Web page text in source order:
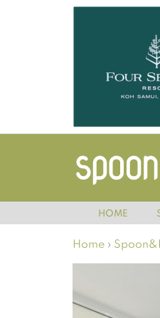
HOME
Home ›